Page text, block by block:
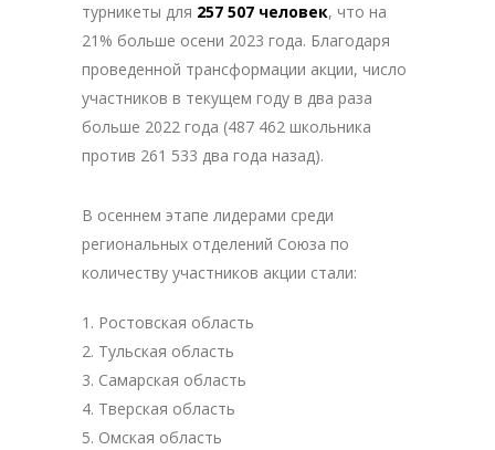
турникеты для 257 507 человек, что на
21% больше осени 2023 года. Благодаря
проведенной трансформации акции, число
участников в текущем году в два раза
больше 2022 года (487 462 школьника
против 261 533 два года назад).
В осеннем этапе лидерами среди
региональных отделений Союза по
количеству участников акции стали:
Ростовская область
Тульская область
Самарская область
Тверская область
Омская область